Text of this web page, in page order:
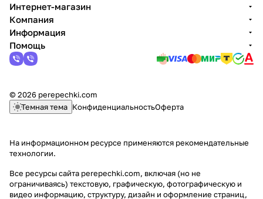
Интернет-магазин
Компания
Информация
Помощь
© 2026 perepechki.com
Темная тема КонфиденциальностьОферта
На информационном ресурсе применяются рекомендательные
технологии.
Все ресурсы сайта perepechki.com, включая (но не
ограничиваясь) текстовую, графическую, фотографическую и
видео информацию, структуру, дизайн и оформление страниц,